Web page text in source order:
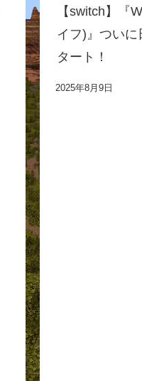
【switch】『
イフ)』ついに
タート！
2025年8月9日